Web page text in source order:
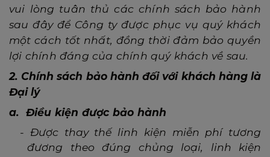
vui lòng tuân thủ các chính sách bảo hành
sau đây để Công ty được phục vụ quý khách
một cách tốt nhất, đồng thời đảm bảo quyền
lợi chính đáng của chính quý khách về sau.
2. Chính sách bảo hành đối với khách hàng là
Đại lý
a. Điều kiện được bảo hành
- Được thay thế linh kiện miễn phí tương
đương theo đúng chủng loại, linh kiện